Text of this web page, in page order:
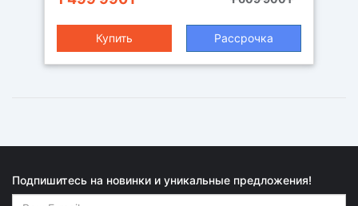
Купить Рассрочка
Подпишитесь на новинки и уникальные предложения!